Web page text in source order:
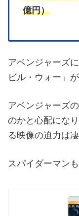
億円）
アベンジャーズ
ビル・ウォー」が
アベンジャーズ
のかと心配にな
る映像の迫力は
スパイダーマンも